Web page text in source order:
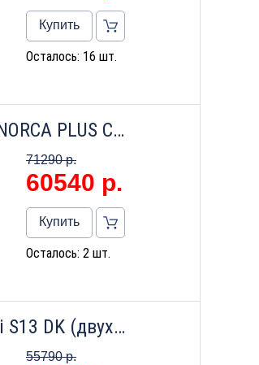
Купить
Осталось: 16 шт.
Настенный газовый котел Фондиталь MINORCA PLUS CTFS 24 CU
71290 р.
60540 р.
Купить
Осталось: 2 шт.
Настенный газовый котел Kotitonttu Suari S13 DK (двухконтурный)
55790 р.